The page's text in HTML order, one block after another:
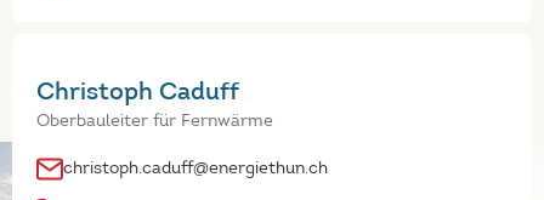
Christoph Caduff
Oberbauleiter für Fernwärme
christoph.caduff@energiethun.ch